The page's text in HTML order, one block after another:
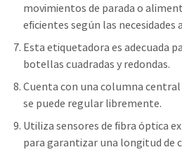
movimientos de parada o
eficientes según las necesidades
Esta etiquetadora es adecuada
botellas cuadradas y redondas.
Cuenta con una columna
se puede regular libremente.
Utiliza sensores de fibra óptica
para garantizar una longitud de